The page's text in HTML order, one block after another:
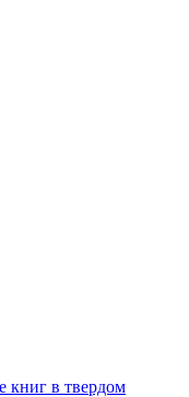
книг в твердом